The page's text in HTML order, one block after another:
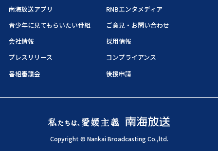
南海放送アプリ
RNBエンタメディア
青少年に見てもらいたい番組
ご意見・お問い合わせ
会社情報
採用情報
プレスリリース
コンプライアンス
番組審議会
後援申請
Copyright © Nankai Broadcasting Co.,ltd.